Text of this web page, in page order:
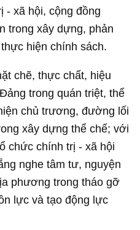
- xã hội, cộng đồng
trong xây dựng, phản
hiện chính sách.
chẽ, thực chất, hiệu
trong quán triệt, thể
chủ trương, đường lối
xây dựng thể chế; với
chức chính trị - xã hội
nghe tâm tư, nguyện
phương trong tháo gỡ
lực và tạo động lực